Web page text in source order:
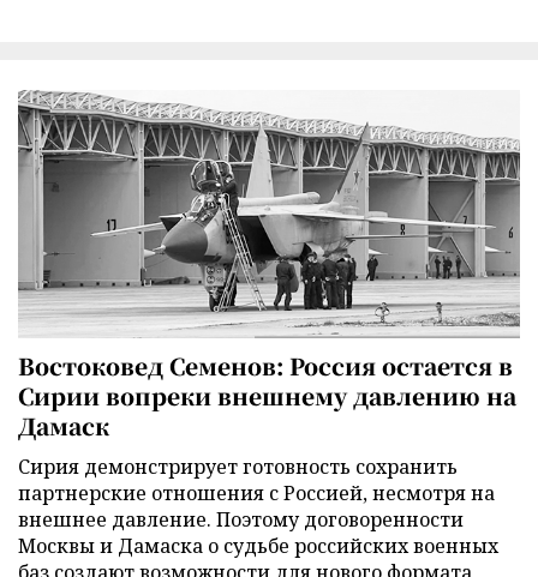
Востоковед Семенов: Россия остается в
Сирии вопреки внешнему давлению на
Дамаск
Сирия демонстрирует готовность сохранить
партнерские отношения с Россией, несмотря на
внешнее давление. Поэтому договоренности
Москвы и Дамаска о судьбе российских военных